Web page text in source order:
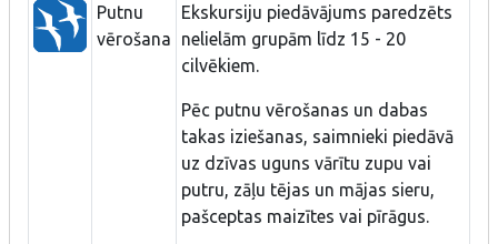
Putnu
vērošana
Ekskursiju piedāvājums paredzēts
nelielām grupām līdz 15 - 20
cilvēkiem.
Pēc putnu vērošanas un dabas
takas iziešanas, saimnieki piedāvā
uz dzīvas uguns vārītu zupu vai
putru, zāļu tējas un mājas sieru,
pašceptas maizītes vai pīrāgus.